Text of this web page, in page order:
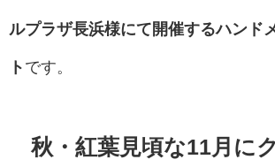
ルプラザ長浜様にて開催するハンド
ト です。
秋・紅葉見頃な11月に